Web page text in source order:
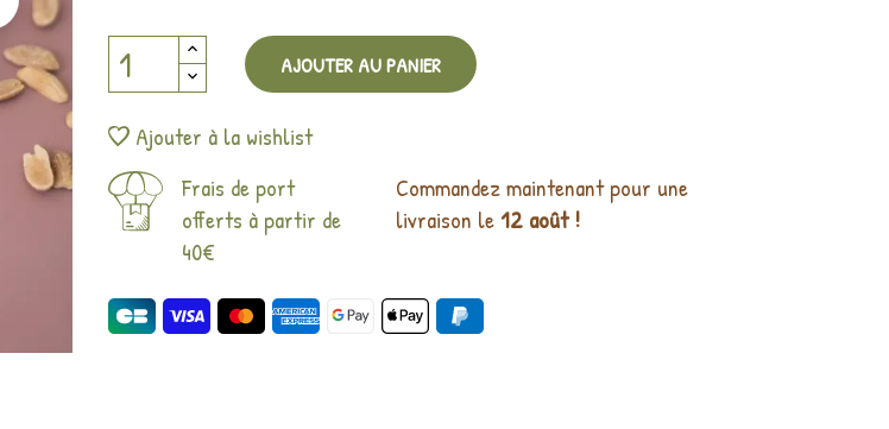
AJOUTER AU PANIER
Ajouter à la wishlist
Frais de port
offerts à partir de
40€
Commandez maintenant pour une
livraison le12 août !